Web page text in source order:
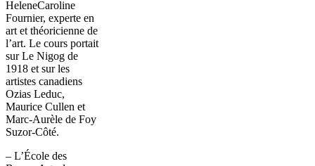
HeleneCaroline
Fournier, experte en
art et théoricienne de
l’art. Le cours portait
sur Le Nigog de
1918 et sur les
artistes canadiens
Ozias Leduc,
Maurice Cullen et
Marc-Aurèle de Foy
Suzor-Côté.
– L’École des